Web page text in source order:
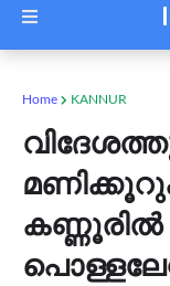
Home KANNUR
കണ്ണൂരില്‍